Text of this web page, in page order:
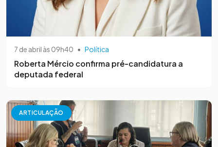
7 de abril às 09h40 • Política
Roberta Mércio confirma pré-candidatura a
deputada federal
ARTICULAÇÃO